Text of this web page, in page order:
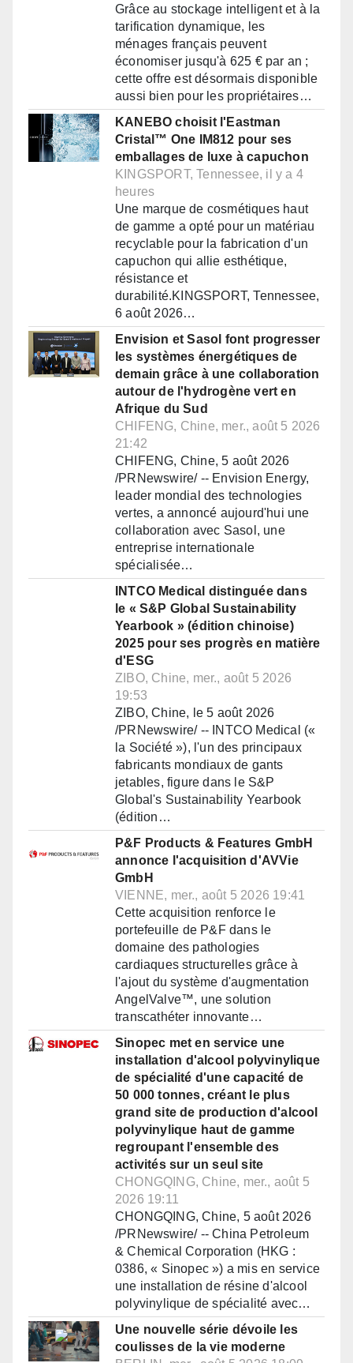
Grâce au stockage intelligent et à la
tarification dynamique, les
ménages français peuvent
économiser jusqu'à 625 € par an ;
cette offre est désormais disponible
aussi bien pour les propriétaires…
KANEBO choisit l'Eastman
Cristal™ One IM812 pour ses
emballages de luxe à capuchon
KINGSPORT, Tennessee, il y a 4
heures
Une marque de cosmétiques haut
de gamme a opté pour un matériau
recyclable pour la fabrication d'un
capuchon qui allie esthétique,
résistance et
durabilité.KINGSPORT, Tennessee,
6 août 2026…
Envision et Sasol font progresser
les systèmes énergétiques de
demain grâce à une collaboration
autour de l'hydrogène vert en
Afrique du Sud
CHIFENG, Chine, mer., août 5 2026
21:42
CHIFENG, Chine, 5 août 2026
/PRNewswire/ -- Envision Energy,
leader mondial des technologies
vertes, a annoncé aujourd'hui une
collaboration avec Sasol, une
entreprise internationale
spécialisée…
INTCO Medical distinguée dans
le « S&P Global Sustainability
Yearbook » (édition chinoise)
2025 pour ses progrès en matière
d'ESG
ZIBO, Chine, mer., août 5 2026
19:53
ZIBO, Chine, le 5 août 2026
/PRNewswire/ -- INTCO Medical («
la Société »), l'un des principaux
fabricants mondiaux de gants
jetables, figure dans le S&P
Global's Sustainability Yearbook
(édition…
P&F Products & Features GmbH
annonce l'acquisition d'AVVie
GmbH
VIENNE, mer., août 5 2026 19:41
Cette acquisition renforce le
portefeuille de P&F dans le
domaine des pathologies
cardiaques structurelles grâce à
l'ajout du système d'augmentation
AngelValve™, une solution
transcathéter innovante…
Sinopec met en service une
installation d'alcool polyvinylique
de spécialité d'une capacité de
50 000 tonnes, créant le plus
grand site de production d'alcool
polyvinylique haut de gamme
regroupant l'ensemble des
activités sur un seul site
CHONGQING, Chine, mer., août 5
2026 19:11
CHONGQING, Chine, 5 août 2026
/PRNewswire/ -- China Petroleum
& Chemical Corporation (HKG :
0386, « Sinopec ») a mis en service
une installation de résine d'alcool
polyvinylique de spécialité avec…
Une nouvelle série dévoile les
coulisses de la vie moderne